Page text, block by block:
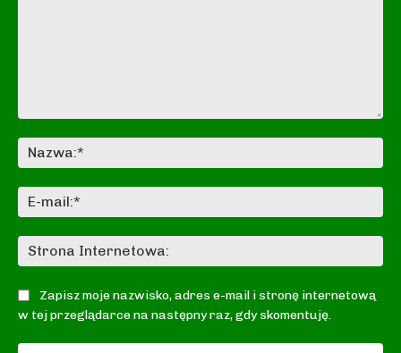
Zapisz moje nazwisko, adres e-mail i stronę internetową
w tej przeglądarce na następny raz, gdy skomentuję.